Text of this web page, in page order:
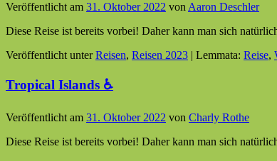
Veröffentlicht am 31. Oktober 2022 von Aaron Deschler
Diese Reise ist bereits vorbei! Daher kann man sich
Veröffentlicht unterReisen, Reisen 2023 | Lemmata: Reise,
Tropical Islands ♿
Veröffentlicht am 31. Oktober 2022 von Charly Rothe
Diese Reise ist bereits vorbei! Daher kann man sich